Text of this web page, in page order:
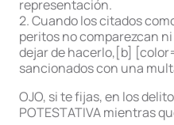
representación.
2. Cuando los citados
peritos no comparezcan
dejar de hacerlo,[b]
sancionados con una
OJO, si te fijas, en los
POTESTATIVA mientras